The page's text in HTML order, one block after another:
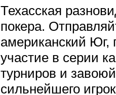
Техасская
покера.
американский Юг,
участие в серии
турниров и
сильнейшего